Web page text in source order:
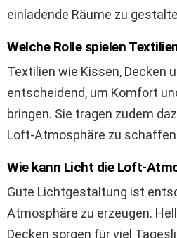
einladende Räume zu
Welche Rolle spielen
Textilien wie Kissen, Decken
entscheidend, um Komfort
bringen. Sie tragen zudem
Loft-Atmosphäre zu
Wie kann Licht die Loft-
Gute Lichtgestaltung ist
Atmosphäre zu erzeugen.
Decken sorgen für viel